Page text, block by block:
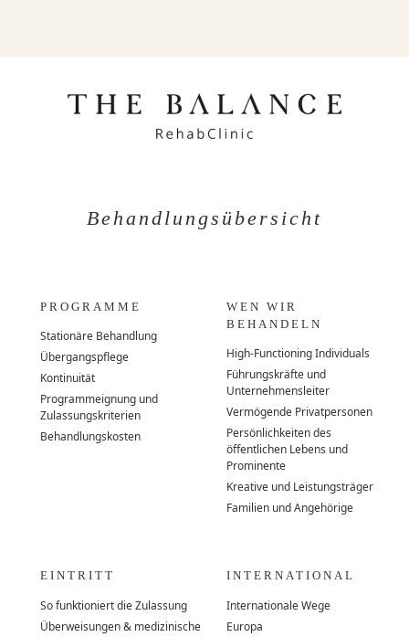
Behandlungsübersicht
PROGRAMME
Stationäre Behandlung
Übergangspflege
Kontinuität
Programmeignung und
Zulassungskriterien
Behandlungskosten
WEN WIR
BEHANDELN
High-Functioning Individuals
Führungskräfte und
Unternehmensleiter
Vermögende Privatpersonen
Persönlichkeiten des
öffentlichen Lebens und
Prominente
Kreative und Leistungsträger
Familien und Angehörige
EINTRITT
So funktioniert die Zulassung
Überweisungen & medizinische
INTERNATIONAL
Internationale Wege
Europa